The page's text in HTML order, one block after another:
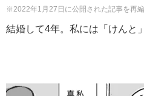
※2022年1月27日に公開された記事を再編
結婚して4年。私には「けんと